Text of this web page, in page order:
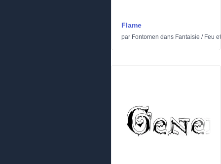
Flame
par Fontomen dans Fantaisie / Feu